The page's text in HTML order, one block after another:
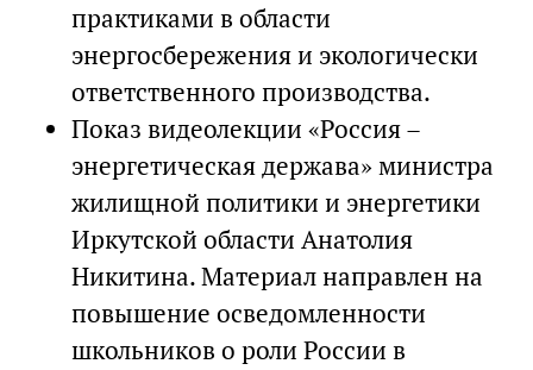
практиками в области
энергосбережения и экологически
ответственного производства.
Показ видеолекции «Россия –
энергетическая держава» министра
жилищной политики и энергетики
Иркутской области Анатолия
Никитина. Материал направлен на
повышение осведомленности
школьников о роли России в